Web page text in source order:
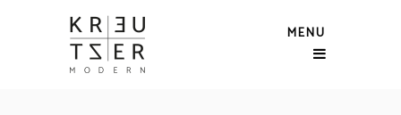
MENU